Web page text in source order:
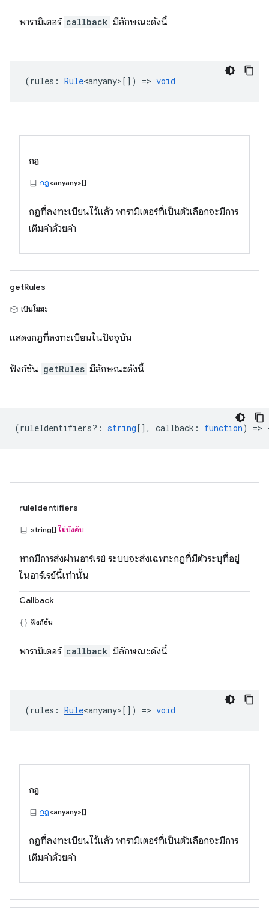
พารามิเตอร์ callback มีลักษณะดังนี้
(rules : Rule<anyany>[]) => void
กฎ
กฎ<anyany>[]
กฎที่ลงทะเบียนไว้แล้ว พารามิเตอร์ที่เป็นตัวเลือกจะมีการ
เติมค่าด้วยค่า
getRules
เป็นโมฆะ
แสดงกฎที่ลงทะเบียนในปัจจุบัน
ฟังก์ชัน getRules มีลักษณะดังนี้
(ruleIdentifiers? : string[], callback : function)
ruleIdentifiers
string[] ไม่บังคับ
หากมีการส่งผ่านอาร์เรย์ ระบบจะส่งเฉพาะกฎที่มีตัวระบุที่อยู่
ในอาร์เรย์นี้เท่านั้น
Callback
ฟังก์ชัน
พารามิเตอร์ callback มีลักษณะดังนี้
(rules : Rule<anyany>[]) => void
กฎ
กฎ<anyany>[]
กฎที่ลงทะเบียนไว้แล้ว พารามิเตอร์ที่เป็นตัวเลือกจะมีการ
เติมค่าด้วยค่า